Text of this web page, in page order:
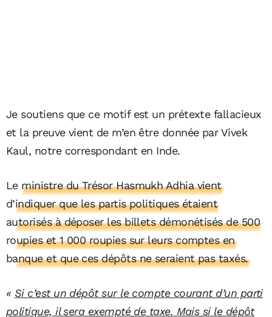
Je soutiens que ce motif est un prétexte fallacieux
et la preuve vient de m’en être donnée par Vivek
Kaul, notre correspondant en Inde.
Le ministre du Trésor Hasmukh Adhia vient
d’indiquer que les partis politiques étaient
autorisés à déposer les billets démonétisés de 500
roupies et 1 000 roupies sur leurs comptes en
banque et que ces dépôts ne seraient pas taxés.
« Si c’est un dépôt sur le compte courant d’un parti
politique, il sera exempté de taxe. Mais si le dépôt